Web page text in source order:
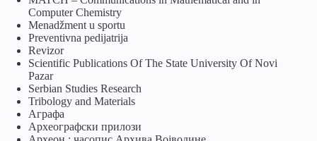
Computer Chemistry
Menadžment u sportu
Preventivna pedijatrija
Revizor
Scientific Publications Of The State University Of Novi
Pazar
Serbian Studies Research
Tribology and Materials
Аграфа
Археографски прилози